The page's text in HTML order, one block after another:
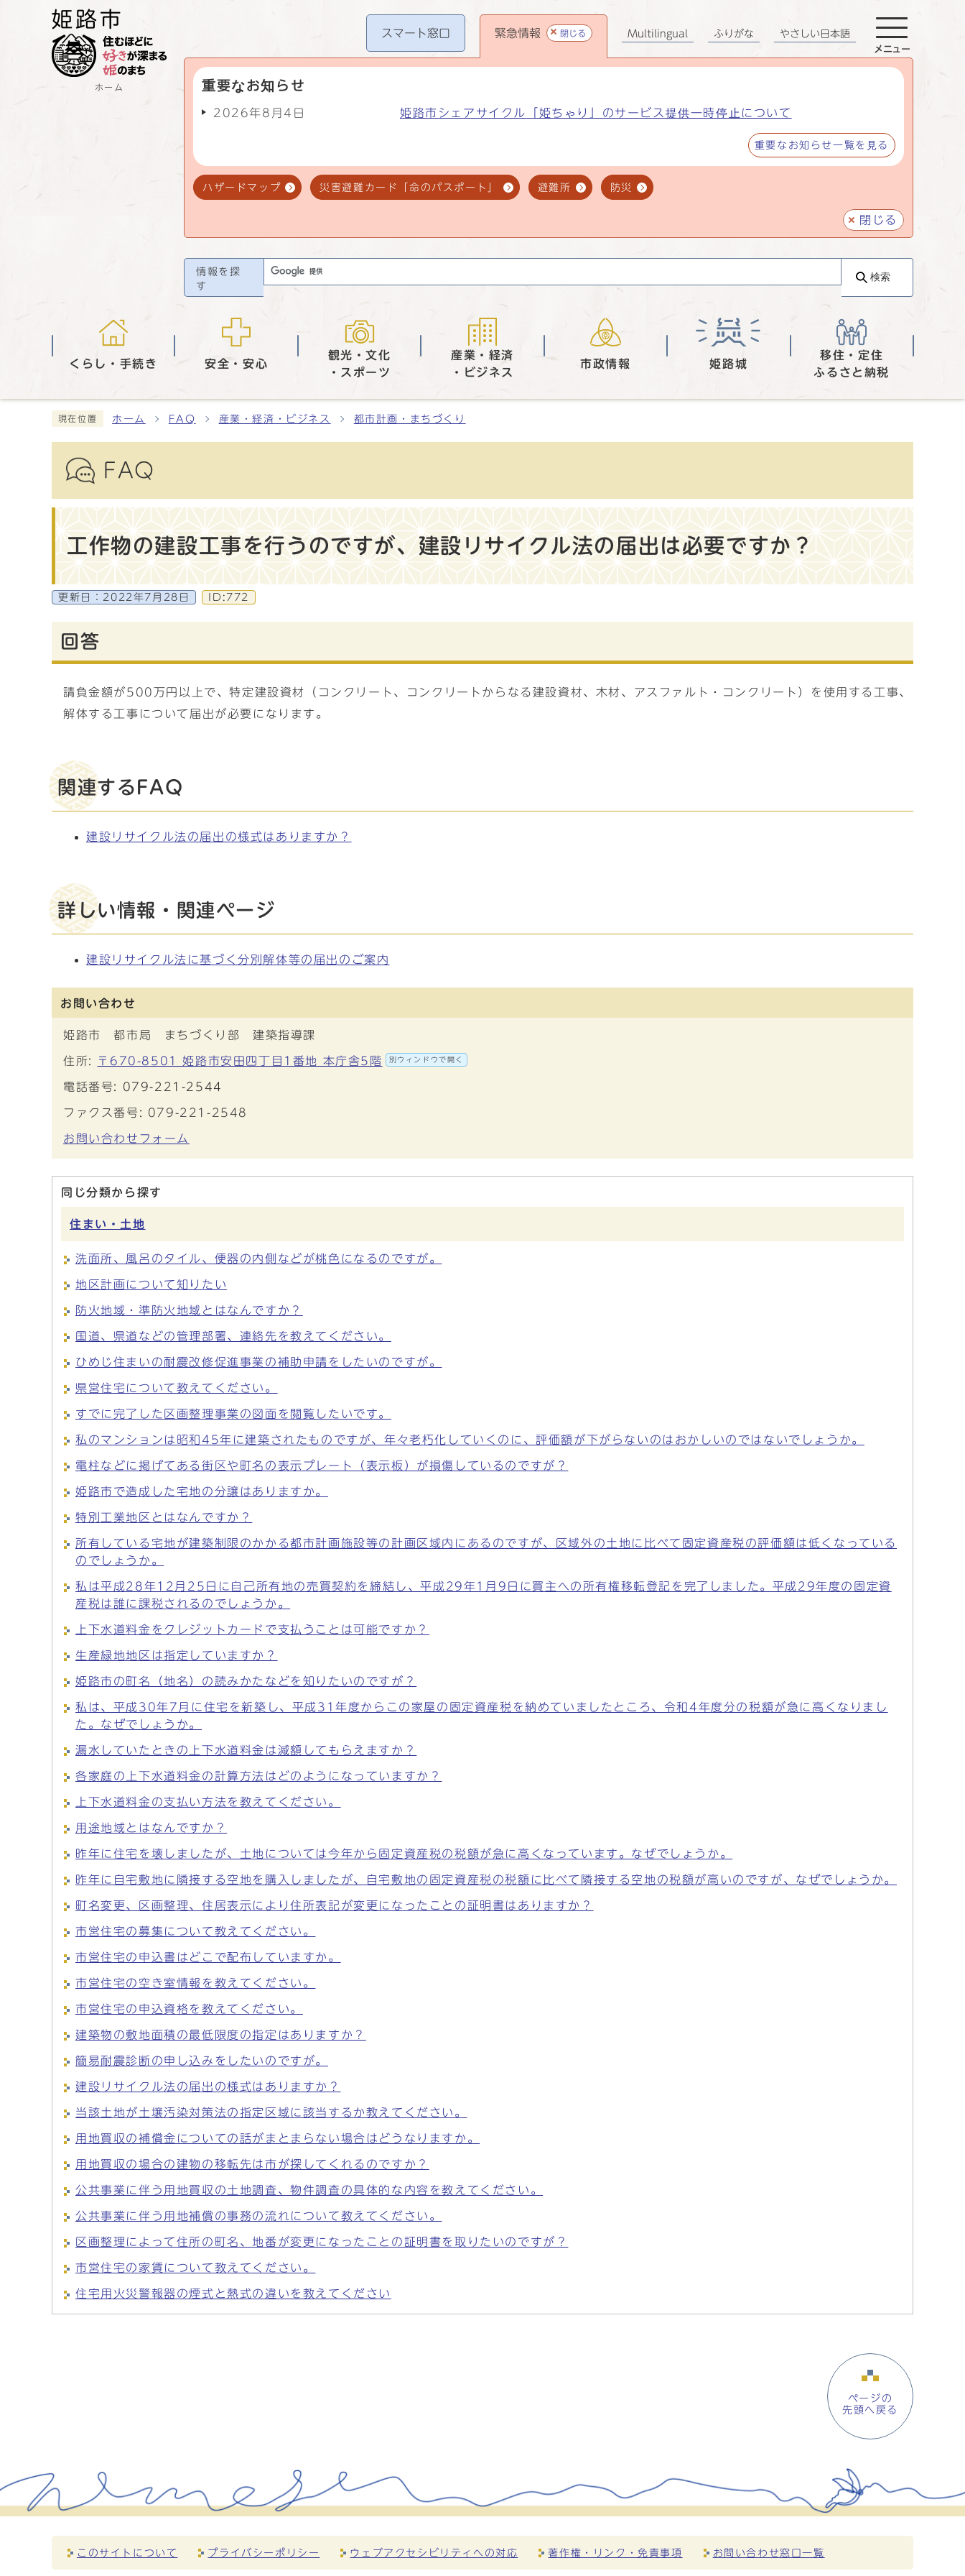
ホーム
スマート窓口 緊急情報 閉じる
重要なお知らせ
2026年8月4日 姫路市シェアサイクル「姫ちゃり」のサービス提供一時停止について
重要なお知らせ一覧を見る
ハザードマップ 災害避難カード「命のパスポート」 避難所 防災
閉じる
Multilingual ふりがな やさしい日本語
メニュー
情報を探
す
検索
くらし・手続き 安全・安心
観光・文化
・スポーツ
産業・経済
・ビジネス
市政情報 姫路城
移住・定住
ふるさと納税
現在位置 ホーム FAQ 産業・経済・ビジネス 都市計画・まちづくり
FAQ
工作物の建設工事を行うのですが、建設リサイクル法の届出は必要ですか？
更新日： 2022年7月28日 ID:772
回答
請負金額が500万円以上で、特定建設資材（コンクリート、コンクリートからなる建設資材、木材、アスファルト・コンクリート）を使用する工事、
解体する工事について届出が必要になります。
関連するFAQ
建設リサイクル法の届出の様式はありますか？
詳しい情報・関連ページ
建設リサイクル法に基づく分別解体等の届出のご案内
お問い合わせ
姫路市 都市局 まちづくり部 建築指導課
住所: 〒670-8501 姫路市安田四丁目1番地 本庁舎5階 別ウィンドウで開く
電話番号: 079-221-2544
ファクス番号: 079-221-2548
お問い合わせフォーム
同じ分類から探す
住まい・土地
洗面所、風呂のタイル、便器の内側などが桃色になるのですが。
地区計画について知りたい
防火地域・準防火地域とはなんですか？
国道、県道などの管理部署、連絡先を教えてください。
ひめじ住まいの耐震改修促進事業の補助申請をしたいのですが。
県営住宅について教えてください。
すでに完了した区画整理事業の図面を閲覧したいです。
私のマンションは昭和45年に建築されたものですが、年々老朽化していくのに、評価額が下がらないのはおかしいのではないでしょうか。
電柱などに掲げてある街区や町名の表示プレート（表示板）が損傷しているのですが？
姫路市で造成した宅地の分譲はありますか。
特別工業地区とはなんですか？
所有している宅地が建築制限のかかる都市計画施設等の計画区域内にあるのですが、区域外の土地に比べて固定資産税の評価額は低くなっている
のでしょうか。
私は平成28年12月25日に自己所有地の売買契約を締結し、平成29年1月9日に買主への所有権移転登記を完了しました。平成29年度の固定資
産税は誰に課税されるのでしょうか。
上下水道料金をクレジットカードで支払うことは可能ですか？
生産緑地地区は指定していますか？
姫路市の町名（地名）の読みかたなどを知りたいのですが？
私は、平成30年7月に住宅を新築し、平成31年度からこの家屋の固定資産税を納めていましたところ、令和4年度分の税額が急に高くなりまし
た。なぜでしょうか。
漏水していたときの上下水道料金は減額してもらえますか？
各家庭の上下水道料金の計算方法はどのようになっていますか？
上下水道料金の支払い方法を教えてください。
用途地域とはなんですか？
昨年に住宅を壊しましたが、土地については今年から固定資産税の税額が急に高くなっています。なぜでしょうか。
昨年に自宅敷地に隣接する空地を購入しましたが、自宅敷地の固定資産税の税額に比べて隣接する空地の税額が高いのですが、なぜでしょうか。
町名変更、区画整理、住居表示により住所表記が変更になったことの証明書はありますか？
市営住宅の募集について教えてください。
市営住宅の申込書はどこで配布していますか。
市営住宅の空き室情報を教えてください。
市営住宅の申込資格を教えてください。
建築物の敷地面積の最低限度の指定はありますか？
簡易耐震診断の申し込みをしたいのですが。
建設リサイクル法の届出の様式はありますか？
当該土地が土壌汚染対策法の指定区域に該当するか教えてください。
用地買収の補償金についての話がまとまらない場合はどうなりますか。
用地買収の場合の建物の移転先は市が探してくれるのですか？
公共事業に伴う用地買収の土地調査、物件調査の具体的な内容を教えてください。
公共事業に伴う用地補償の事務の流れについて教えてください。
区画整理によって住所の町名、地番が変更になったことの証明書を取りたいのですが？
市営住宅の家賃について教えてください。
住宅用火災警報器の煙式と熱式の違いを教えてください
ページの
先頭へ戻る
このサイトについて プライバシーポリシー ウェブアクセシビリティへの対応 著作権・リンク・免責事項 お問い合わせ窓口一覧